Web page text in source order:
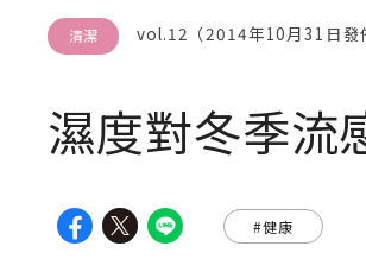
清潔 vol.12（2014年10月31日發
濕度對冬季流
#健康